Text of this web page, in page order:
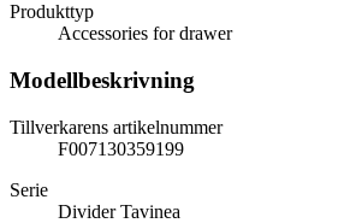
Produkttyp
Accessories for drawer
Modellbeskrivning
Tillverkarens artikelnummer
F007130359199
Serie
Divider Tavinea